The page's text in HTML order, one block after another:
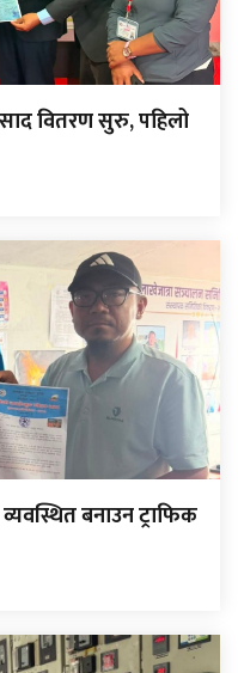
वितरण सुरु, पहिलो
बनाउन ट्राफिक